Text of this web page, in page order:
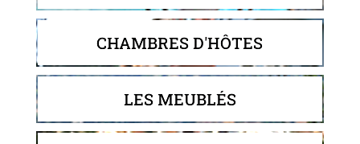
CHAMBRES D'HÔTES
LES MEUBLÉS